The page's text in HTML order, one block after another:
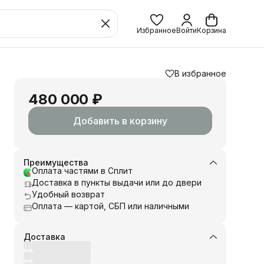
ИзбранноеВойтиКорзина
В избранное
480 000 ₽
Добавить в корзину
Преимущества
Оплата частями в Сплит
Доставка в пункты выдачи или до двери
Удобный возврат
Оплата — картой, СБП или наличными
Доставка